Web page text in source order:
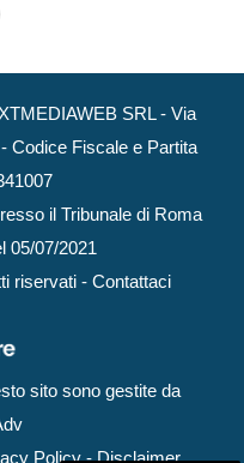
SRL - Via
Codice Fiscale e Partita
il Tribunale di Roma
05/07/2021
riservati - Contattaci
sito sono gestite da
Policy-Disclaimer